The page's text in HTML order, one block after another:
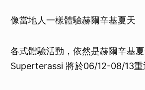
像當地人一樣體驗赫爾辛基夏天
各式體驗活動，依然是赫爾辛基
Superterassi 將於06/12-08/13重